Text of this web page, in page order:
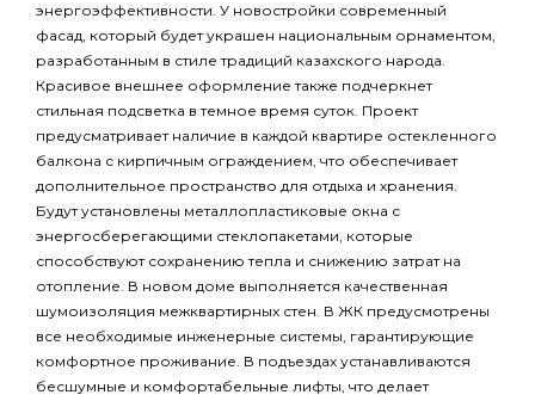
энергоэффективности. У новостройки современный
фасад, который будет украшен национальным орнаментом,
разработанным в стиле традиций казахского народа.
Красивое внешнее оформление также подчеркнет
стильная подсветка в темное время суток. Проект
предусматривает наличие в каждой квартире остекленного
балкона с кирпичным ограждением, что обеспечивает
дополнительное пространство для отдыха и хранения.
Будут установлены металлопластиковые окна с
энергосберегающими стеклопакетами, которые
способствуют сохранению тепла и снижению затрат на
отопление. В новом доме выполняется качественная
шумоизоляция межквартирных стен. В ЖК предусмотрены
все необходимые инженерные системы, гарантирующие
комфортное проживание. В подъездах устанавливаются
бесшумные и комфортабельные лифты, что делает